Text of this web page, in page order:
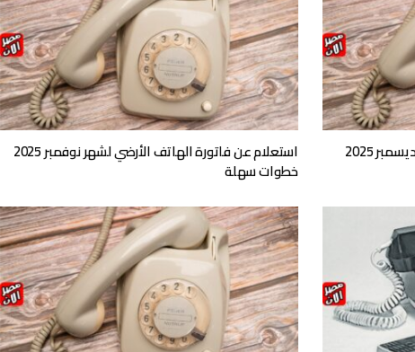
طرق دفع فاتورة الهاتف الأرضي لشهر ديسمبر 2025 استعلام عن فاتورة الهاتف الأرضي لشهر نوفمبر 2025
خطوات سهلة